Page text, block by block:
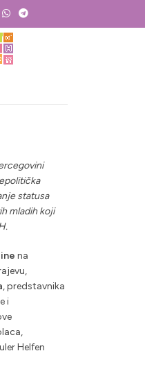
statusa
mladih koji
na
, predstavnika
i
Helfen